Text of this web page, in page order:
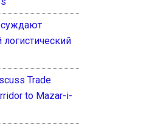
Trade
to Mazar-i-